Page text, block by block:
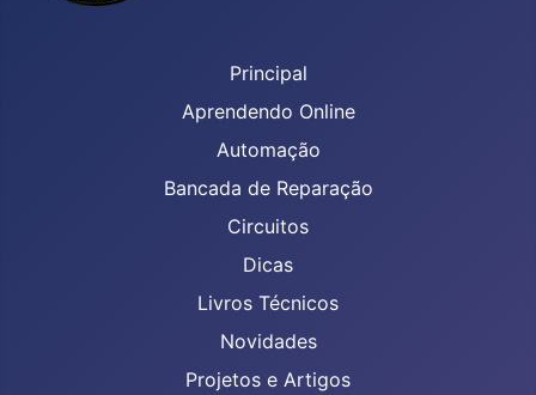
Principal
Aprendendo Online
Automação
Bancada de Reparação
Circuitos
Dicas
Livros Técnicos
Novidades
Projetos e Artigos